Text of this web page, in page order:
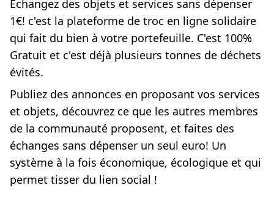
Echangez des objets et services sans dépenser
1€! c'est la plateforme de troc en ligne solidaire
qui fait du bien à votre portefeuille. C'est 100%
Gratuit et c'est déjà plusieurs tonnes de déchets
évités.
Publiez des annonces en proposant vos services
et objets, découvrez ce que les autres membres
de la communauté proposent, et faites des
échanges sans dépenser un seul euro! Un
système à la fois économique, écologique et qui
permet tisser du lien social !